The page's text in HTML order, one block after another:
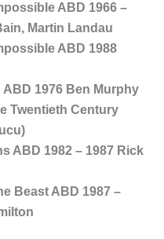
ABD 1966 –
Martin Landau
ABD 1988
1976 Ben Murphy
Twentieth Century
ABD 1982 – 1987 Rick
Beast ABD 1987 –